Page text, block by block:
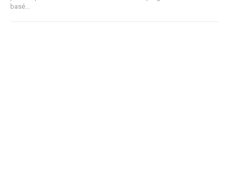
basé...